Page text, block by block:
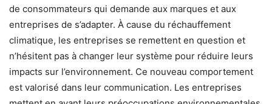
de consommateurs qui demande aux marques et aux
entreprises de s’adapter. À cause du réchauffement
climatique, les entreprises se remettent en question et
n’hésitent pas à changer leur système pour réduire leurs
impacts sur l’environnement. Ce nouveau comportement
est valorisé dans leur communication. Les entreprises